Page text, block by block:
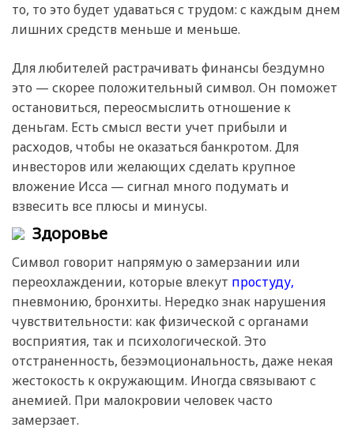
то, то это будет удаваться с трудом: с каждым днем
лишних средств меньше и меньше.
Для любителей растрачивать финансы бездумно
это — скорее положительный символ. Он поможет
остановиться, переосмыслить отношение к
деньгам. Есть смысл вести учет прибыли и
расходов, чтобы не оказаться банкротом. Для
инвесторов или желающих сделать крупное
вложение Исса — сигнал много подумать и
взвесить все плюсы и минусы.
Здоровье
Символ говорит напрямую о замерзании или
переохлаждении, которые влекут простуду,
пневмонию, бронхиты. Нередко знак нарушения
чувствительности: как физической с органами
восприятия, так и психологической. Это
отстраненность, безэмоциональность, даже некая
жестокость к окружающим. Иногда связывают с
анемией. При малокровии человек часто
замерзает.